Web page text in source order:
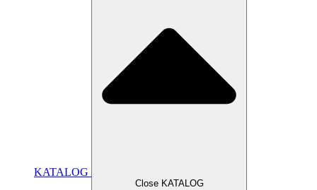
KATALOG
Close KATALOG